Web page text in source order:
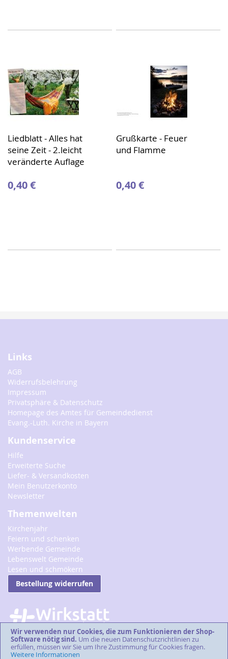
Wir verwenden nur Cookies, die zum Funktionieren der Shop-
Software nötig sind. Um die neuen Datenschutzrichtlinien zu
erfüllen, müssen wir Sie um Ihre Zustimmung für Cookies fragen.
Weitere Informationen
Liedblatt - Alles hat
seine Zeit - 2.leicht
veränderte Auflage
0,40 €
Grußkarte - Feuer
und Flamme
0,40 €
Links
AGB
Widerrufsbelehrung
Impressum
Privatsphäre & Datenschutz
Homepage des Amtes für Gemeindedienst
Evang.-Luth. Kirche in Bayern
Kundenservice
Hilfe
Erweiterte Suche
Liefer- & Versandkosten
Mein Benutzerkonto
Newsletter
Themenwelten
Kirchenjahr
Feiern und schenken
Werbende Gemeinde
Lebenswelt Gemeinde
Lesen und schmökern
Bestellung widerrufen